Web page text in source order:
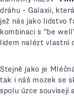
dráhu - Galaxii,
jež nás jako lidstvo
kombinaci s "be
lidem nalézt vlastní
Stejně jako je
tak i náš mozek se
spolu úzce souvisejí